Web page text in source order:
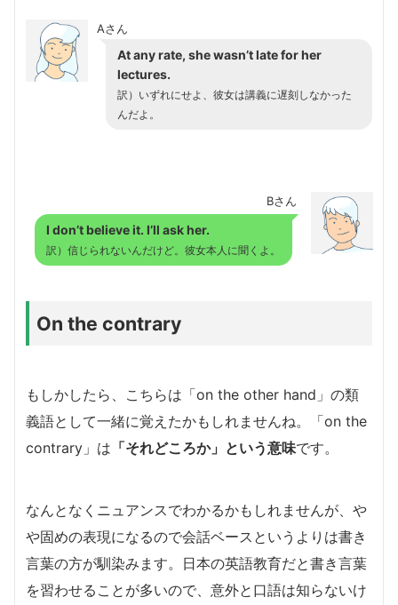
Aさん
At any rate, she wasn’t late for her
lectures.
訳）いずれにせよ、彼女は講義に遅刻しなかった
んだよ。
Bさん
I don’t believe it. I’ll ask her.
訳）信じられないんだけど。彼女本人に聞くよ。
On the contrary
もしかしたら、こちらは「on the other hand」の類
義語として一緒に覚えたかもしれませんね。「on the
contrary」は 「それどころか」という意味です。
なんとなくニュアンスでわかるかもしれませんが、や
や固めの表現になるので会話ベースというよりは書き
言葉の方が馴染みます。日本の英語教育だと書き言葉
を習わせることが多いので、意外と口語は知らないけ